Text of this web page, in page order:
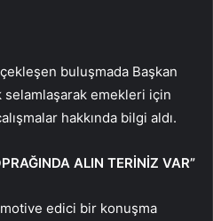
buluşmada Başkan
emekleri için
hakkında bilgi aldı.
ALIN TERİNİZ VAR”
edici bir konuşma